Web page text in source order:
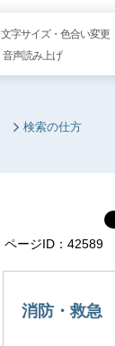
文字サイズ・色合い変更
音声読み上げ
検索の仕方
ページID：42589
消防・救急